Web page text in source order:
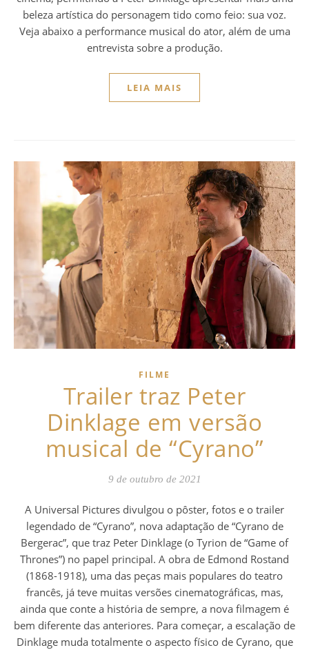
beleza artística do personagem tido como feio: sua voz.
Veja abaixo a performance musical do ator, além de uma
entrevista sobre a produção.
LEIA MAIS
FILME
Trailer traz Peter
Dinklage em versão
musical de “Cyrano”
9 de outubro de 2021
A Universal Pictures divulgou o pôster, fotos e o trailer
legendado de “Cyrano”, nova adaptação de “Cyrano de
Bergerac”, que traz Peter Dinklage (o Tyrion de “Game of
Thrones”) no papel principal. A obra de Edmond Rostand
(1868-1918), uma das peças mais populares do teatro
francês, já teve muitas versões cinematográficas, mas,
ainda que conte a história de sempre, a nova filmagem é
bem diferente das anteriores. Para começar, a escalação de
Dinklage muda totalmente o aspecto físico de Cyrano, que